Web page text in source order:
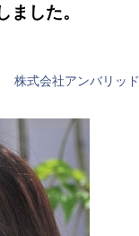
した。
株式会社アンバリッド